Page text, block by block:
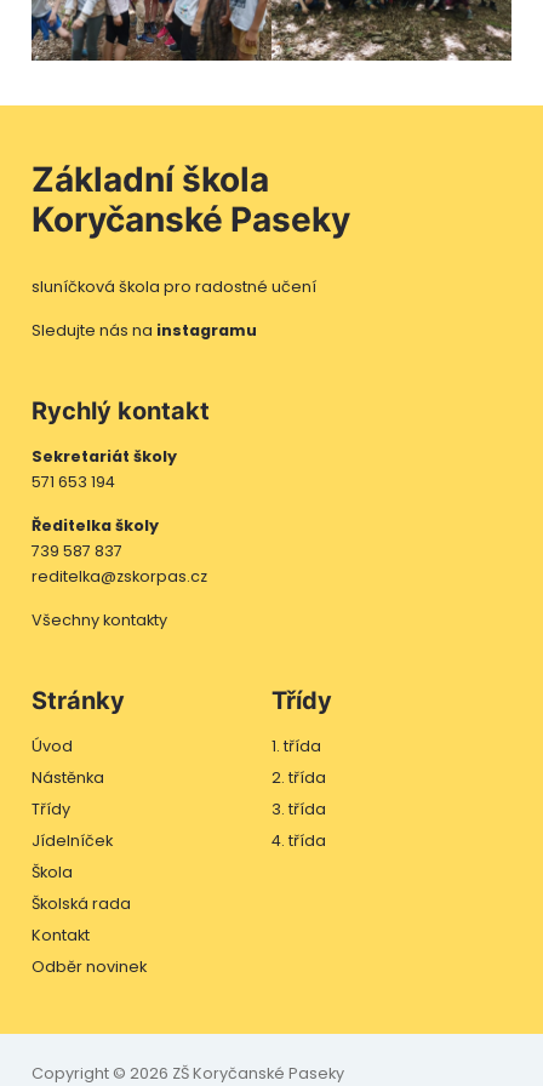
Základní škola
Koryčanské Paseky
sluníčková škola pro radostné učení
Sledujte nás na instagramu
Stránky
Úvod
Nástěnka
Třídy
Jídelníček
Škola
Školská rada
Kontakt
Odběr novinek
Třídy
1. třída
2. třída
3. třída
4. třída
Rychlý kontakt
Sekretariát školy
571 653 194
Ředitelka školy
739 587 837
reditelka@zskorpas.cz
Všechny kontakty
Copyright © 2026 ZŠ Koryčanské Paseky